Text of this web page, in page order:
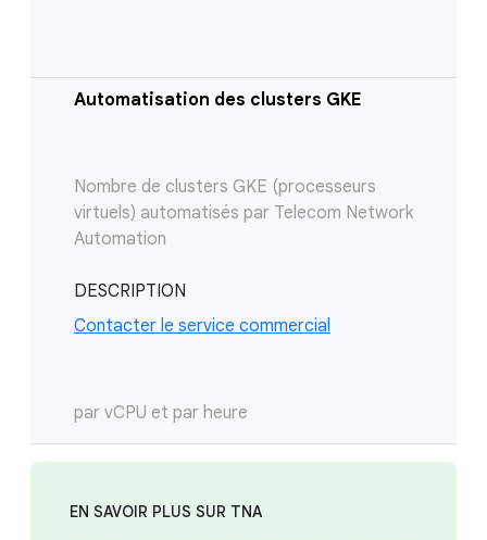
Automatisation des clusters GKE
Nombre de clusters GKE (processeurs
virtuels) automatisés par Telecom Network
Automation
DESCRIPTION
Contacter le service commercial
par vCPU et par heure
EN SAVOIR PLUS SUR TNA